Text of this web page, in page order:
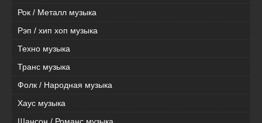
Рок / Металл музыка
Рэп / хип хоп музыка
Техно музыка
Транс музыка
Фолк / Народная музыка
Хаус музыка
Шансон / Романс музыка